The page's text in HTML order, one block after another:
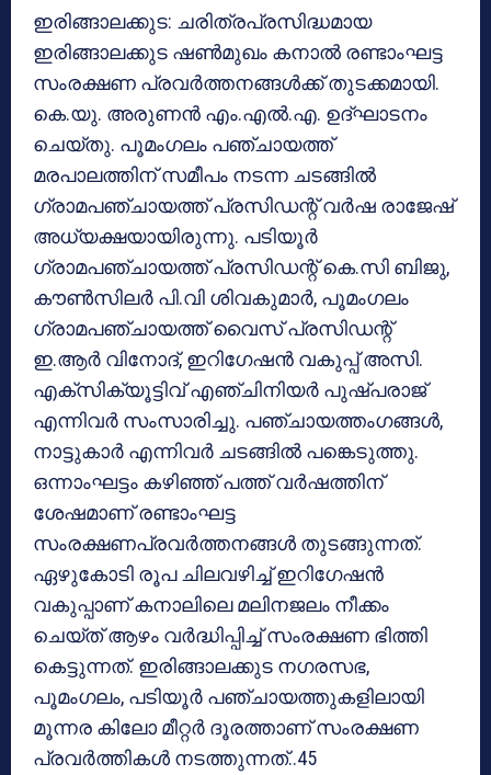
ഇരിങ്ങാലക്കുട: ചരിത്രപ്രസിദ്ധമായ
ഇരിങ്ങാലക്കുട ഷണ്‍മുഖം കനാല്‍ രണ്ടാംഘട്ട
സംരക്ഷണ പ്രവര്‍ത്തനങ്ങള്‍ക്ക് തുടക്കമായി.
കെ.യു. അരുണന്‍ എം.എല്‍.എ. ഉദ്ഘാടനം
ചെയ്തു. പൂമംഗലം പഞ്ചായത്ത്
മരപാലത്തിന് സമീപം നടന്ന ചടങ്ങില്‍
ഗ്രാമപഞ്ചായത്ത് പ്രസിഡന്റ് വര്‍ഷ രാജേഷ്
അധ്യക്ഷയായിരുന്നു. പടിയൂര്‍
ഗ്രാമപഞ്ചായത്ത് പ്രസിഡന്റ് കെ.സി ബിജു,
കൗണ്‍സിലര്‍ പി.വി ശിവകുമാര്‍, പൂമംഗലം
ഗ്രാമപഞ്ചായത്ത് വൈസ് പ്രസിഡന്റ്
ഇ.ആര്‍ വിനോദ്, ഇറിഗേഷന്‍ വകുപ്പ് അസി.
എക്സിക്യൂട്ടിവ് എഞ്ചിനിയര്‍ പുഷ്പരാജ്
എന്നിവര്‍ സംസാരിച്ചു. പഞ്ചായത്തംഗങ്ങള്‍,
നാട്ടുകാര്‍ എന്നിവര്‍ ചടങ്ങില്‍ പങ്കെടുത്തു.
ഒന്നാംഘട്ടം കഴിഞ്ഞ് പത്ത് വര്‍ഷത്തിന്
ശേഷമാണ് രണ്ടാംഘട്ട
സംരക്ഷണപ്രവര്‍ത്തനങ്ങള്‍ തുടങ്ങുന്നത്.
ഏഴുകോടി രൂപ ചിലവഴിച്ച് ഇറിഗേഷന്‍
വകുപ്പാണ് കനാലിലെ മലിനജലം നീക്കം
ചെയ്ത് ആഴം വര്‍ദ്ധിപ്പിച്ച് സംരക്ഷണ ഭിത്തി
കെട്ടുന്നത്. ഇരിങ്ങാലക്കുട നഗരസഭ,
പൂമംഗലം, പടിയൂര്‍ പഞ്ചായത്തുകളിലായി
മൂന്നര കിലോ മീറ്റര്‍ ദൂരത്താണ് സംരക്ഷണ
പ്രവര്‍ത്തികള്‍ നടത്തുന്നത്..45